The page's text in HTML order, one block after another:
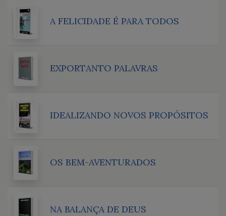
A FELICIDADE É PARA TODOS
EXPORTANTO PALAVRAS
IDEALIZANDO NOVOS PROPÓSITOS
OS BEM-AVENTURADOS
NA BALANÇA DE DEUS